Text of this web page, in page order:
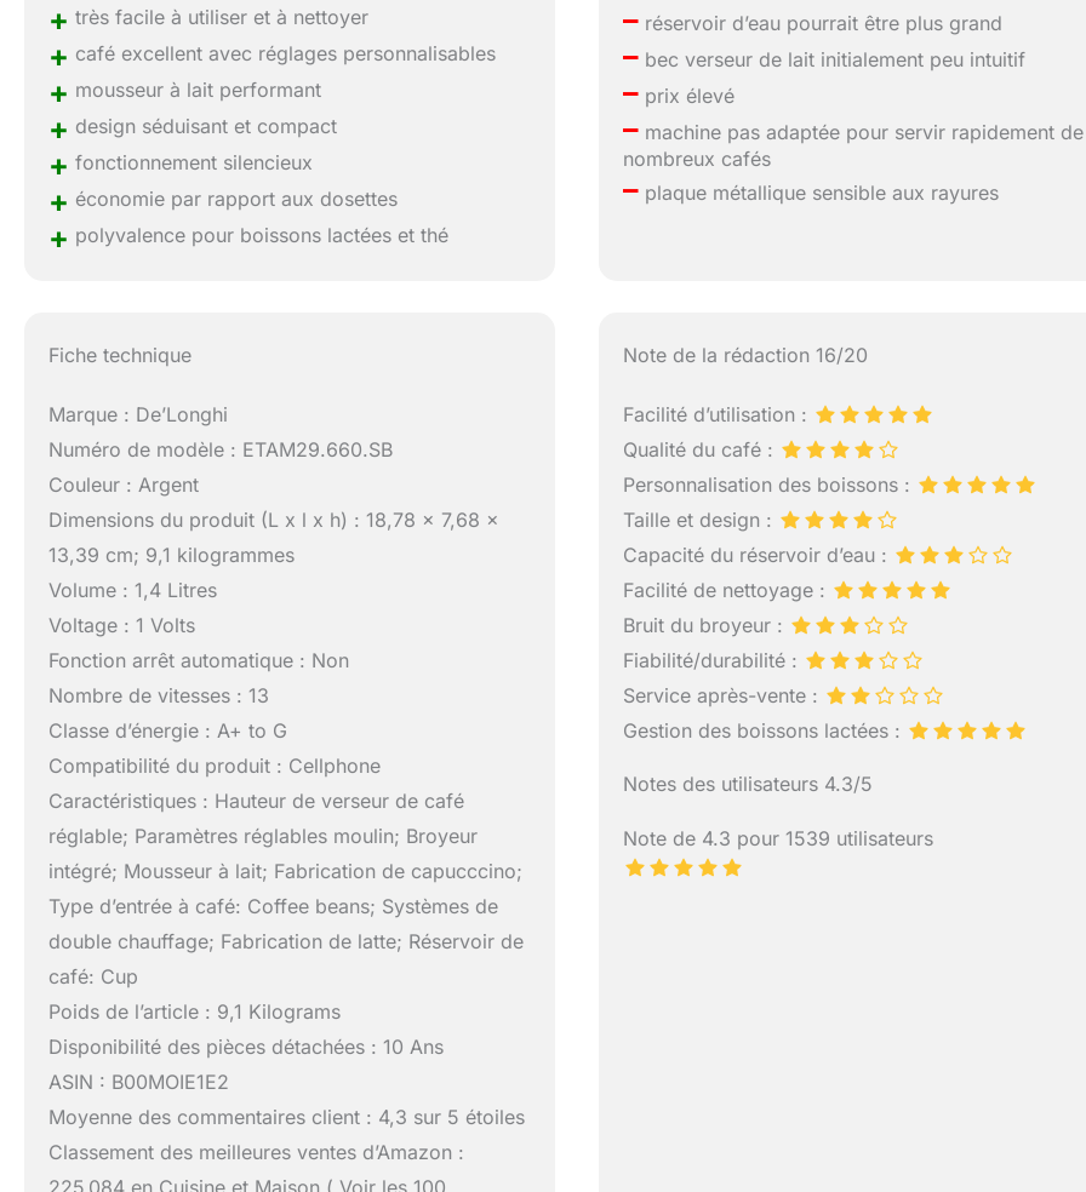
+ très facile à utiliser et à nettoyer
+ café excellent avec réglages personnalisables
+ mousseur à lait performant
+ design séduisant et compact
+ fonctionnement silencieux
+ économie par rapport aux dosettes
+ polyvalence pour boissons lactées et thé
– réservoir d’eau pourrait être plus grand
– bec verseur de lait initialement peu intuitif
– prix élevé
– machine pas adaptée pour servir rapidement de
nombreux cafés
– plaque métallique sensible aux rayures
Fiche technique
Marque : De’Longhi
Numéro de modèle : ETAM29.660.SB
Couleur : Argent
Dimensions du produit (L x l x h) : 18,78 x 7,68 x
13,39 cm; 9,1 kilogrammes
Volume : 1,4 Litres
Voltage : 1 Volts
Fonction arrêt automatique : Non
Nombre de vitesses : 13
Classe d’énergie : A+ to G
Compatibilité du produit : Cellphone
Caractéristiques : Hauteur de verseur de café
réglable; Paramètres réglables moulin; Broyeur
intégré; Mousseur à lait; Fabrication de capucccino;
Type d’entrée à café: Coffee beans; Systèmes de
double chauffage; Fabrication de latte; Réservoir de
café: Cup
Poids de l’article : 9,1 Kilograms
Disponibilité des pièces détachées : 10 Ans
ASIN : B00MOIE1E2
Moyenne des commentaires client : 4,3 sur 5 étoiles
Classement des meilleures ventes d’Amazon :
225 084 en Cuisine et Maison ( Voir les 100
Note de la rédaction 16/20
Facilité d’utilisation :
Qualité du café :
Personnalisation des boissons :
Taille et design :
Capacité du réservoir d’eau :
Facilité de nettoyage :
Bruit du broyeur :
Fiabilité/durabilité :
Service après-vente :
Gestion des boissons lactées :
Notes des utilisateurs 4.3/5
Note de 4.3 pour 1539 utilisateurs